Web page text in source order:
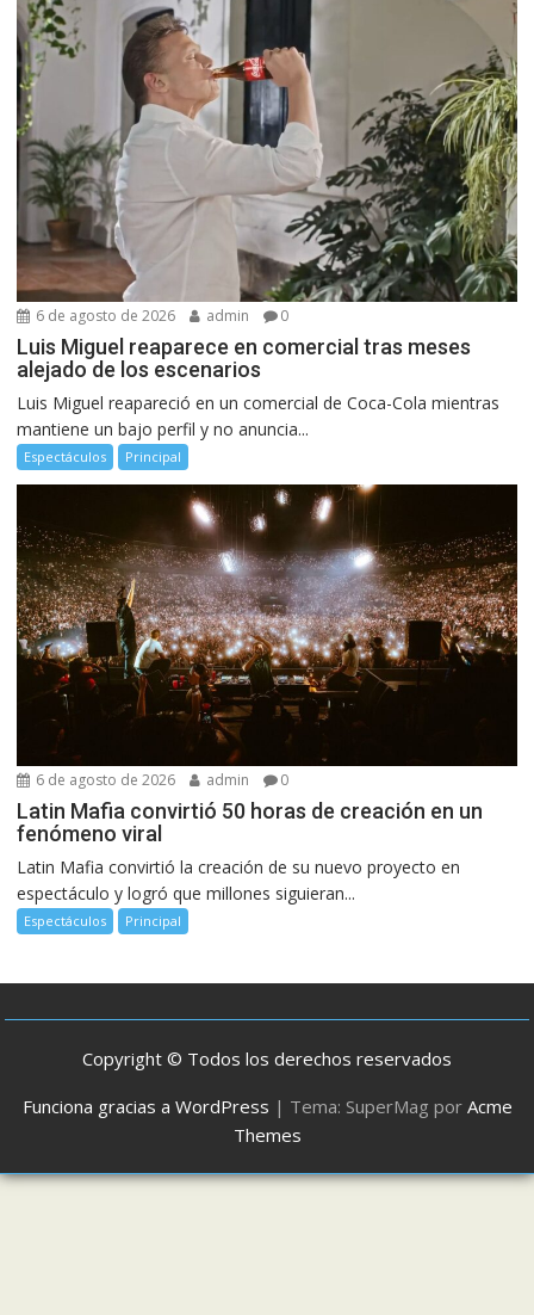
6 de agosto de 2026 admin 0
Luis Miguel reaparece en comercial tras meses
alejado de los escenarios
Luis Miguel reapareció en un comercial de Coca-Cola mientras
mantiene un bajo perfil y no anuncia...
Espectáculos Principal
6 de agosto de 2026 admin 0
Latin Mafia convirtió 50 horas de creación en un
fenómeno viral
Latin Mafia convirtió la creación de su nuevo proyecto en
espectáculo y logró que millones siguieran...
Espectáculos Principal
Copyright © Todos los derechos reservados
Funciona gracias a WordPress | Tema: SuperMag por Acme
Themes